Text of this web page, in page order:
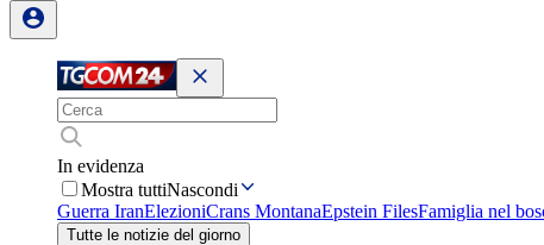
In evidenza
Mostra tuttiNascondi
Guerra IranElezioniCrans MontanaEpstein FilesFamiglia nel
Tutte le notizie del giorno